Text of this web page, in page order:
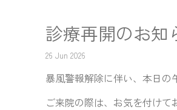
診療再開のお知
26 Jun 2026
暴風警報解除に伴い、本日の
ご来院の際は、お気を付けて